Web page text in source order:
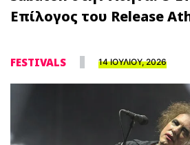
Επίλογος του Release
FESTIVALS 14 ΙΟΥΛΙΟΥ, 2026